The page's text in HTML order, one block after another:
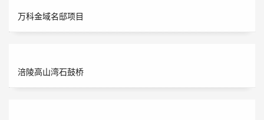
万科金域名邸项目
涪陵高山湾石鼓桥